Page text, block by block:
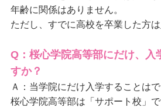
年齢に関係はありません。
ただし、すでに高校を卒業した方は
Q：桜心学院高等部にだけ、入
すか？
Ａ：当学院にだけ入学することはで
桜心学院高等部は「サポート校」で